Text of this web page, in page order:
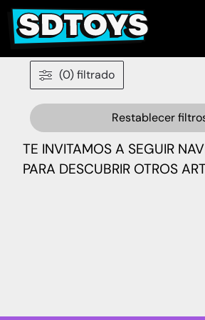
(0) filtrado
Restablecer
TE INVITAMOS A SEGUIR
PARA DESCUBRIR OTROS